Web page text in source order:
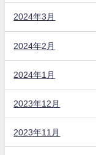
2024年3月
2024年2月
2024年1月
2023年12月
2023年11月